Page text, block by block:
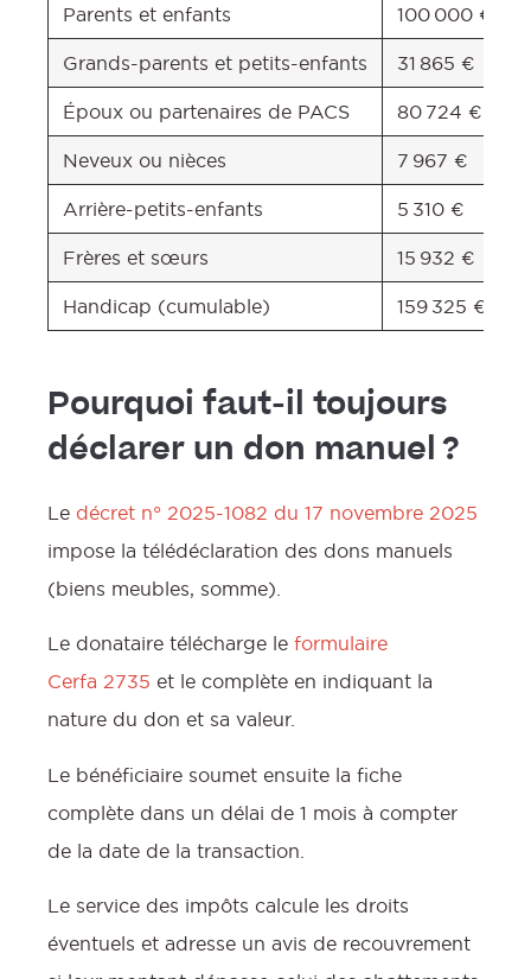
Parents et enfants 100 000 €
Grands-parents et petits-enfants 31 865 €
Époux ou partenaires de PACS 80 724 €
Neveux ou nièces 7 967 €
Arrière-petits-enfants 5 310 €
Frères et sœurs 15 932 €
Handicap (cumulable) 159 325 €
Pourquoi faut-il toujours
déclarer un don manuel ?
Le décret n° 2025-1082 du 17 novembre 2025
impose la télédéclaration des dons manuels
(biens meubles, somme).
Le donataire télécharge le formulaire
Cerfa 2735 et le complète en indiquant la
nature du don et sa valeur.
Le bénéficiaire soumet ensuite la fiche
complète dans un délai de 1 mois à compter
de la date de la transaction.
Le service des impôts calcule les droits
éventuels et adresse un avis de recouvrement